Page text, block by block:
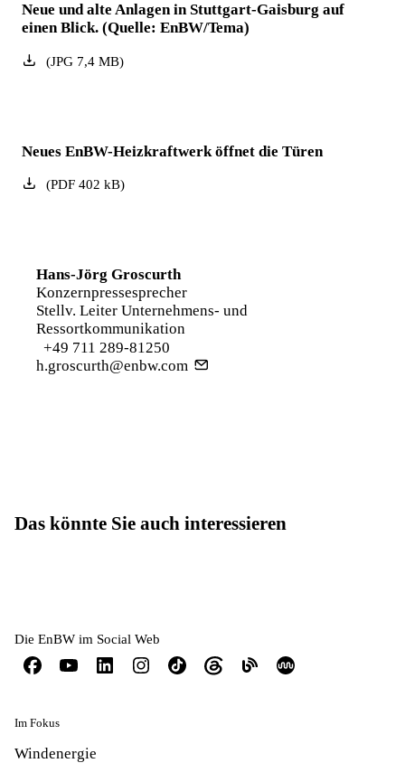
Neue und alte Anlagen in Stuttgart-Gaisburg auf
einen Blick. (Quelle: EnBW/Tema)
(JPG7,4 MB)
Neues EnBW-Heizkraftwerk öffnet die Türen
(PDF402 kB)
Hans-Jörg Groscurth
Konzernpressesprecher
Stellv. Leiter Unternehmens- und
Ressortkommunikation
+49 711 289-81250
h.groscurth@enbw.com
Das könnte Sie auch interessieren
Die EnBW im Social Web
Im Fokus
Windenergie